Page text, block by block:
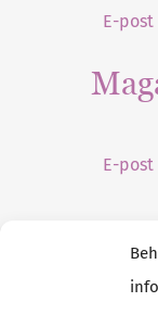
E-post
E-post